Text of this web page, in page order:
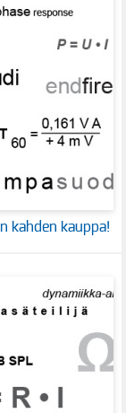
kahden kauppa!